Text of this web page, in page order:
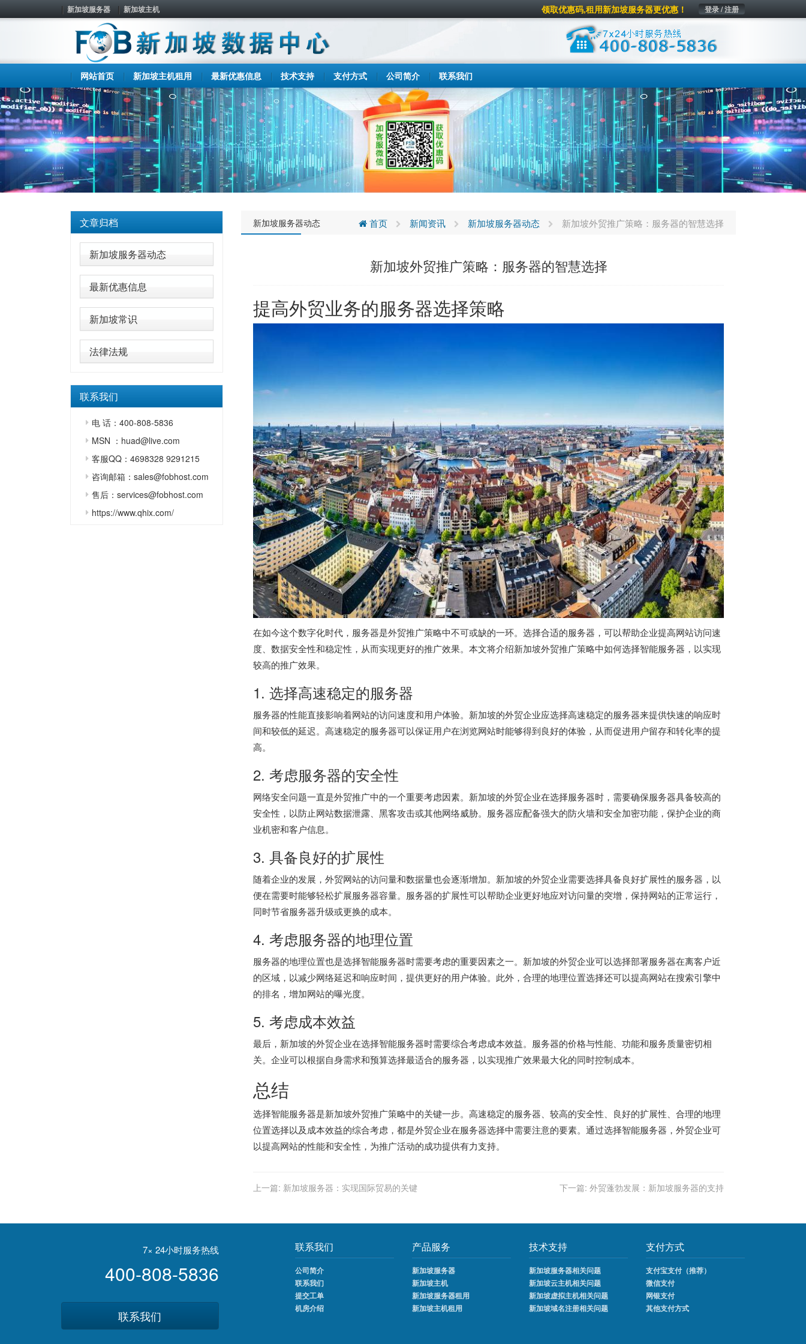
新加坡服务器 新加坡主机 登录 / 注册
领取优惠码,租用新加坡服务器更优惠！
网站首页 新加坡主机租用 最新优惠信息 技术支持 支付方式 公司简介 联系我们
文章归档
新加坡服务器动态
最新优惠信息
新加坡常识
法律法规
联系我们
电 话：400-808-5836
MSN ：huad@live.com
客服QQ：4698328 9291215
咨询邮箱：sales@fobhost.com
售后：services@fobhost.com
https://www.qhix.com/
新加坡服务器动态 首页 新闻资讯 新加坡服务器动态 新加坡外贸推广策略：服务器的智慧选择
新加坡外贸推广策略：服务器的智慧选择
提高外贸业务的服务器选择策略
在如今这个数字化时代，服务器是外贸推广策略中不可或缺的一环。选择合适的服务器，可以帮助企业提高网站访问速
度、数据安全性和稳定性，从而实现更好的推广效果。本文将介绍新加坡外贸推广策略中如何选择智能服务器，以实现
较高的推广效果。
1. 选择高速稳定的服务器
服务器的性能直接影响着网站的访问速度和用户体验。新加坡的外贸企业应选择高速稳定的服务器来提供快速的响应时
间和较低的延迟。高速稳定的服务器可以保证用户在浏览网站时能够得到良好的体验，从而促进用户留存和转化率的提
高。
2. 考虑服务器的安全性
网络安全问题一直是外贸推广中的一个重要考虑因素。新加坡的外贸企业在选择服务器时，需要确保服务器具备较高的
安全性，以防止网站数据泄露、黑客攻击或其他网络威胁。服务器应配备强大的防火墙和安全加密功能，保护企业的商
业机密和客户信息。
3. 具备良好的扩展性
随着企业的发展，外贸网站的访问量和数据量也会逐渐增加。新加坡的外贸企业需要选择具备良好扩展性的服务器，以
便在需要时能够轻松扩展服务器容量。服务器的扩展性可以帮助企业更好地应对访问量的突增，保持网站的正常运行，
同时节省服务器升级或更换的成本。
4. 考虑服务器的地理位置
服务器的地理位置也是选择智能服务器时需要考虑的重要因素之一。新加坡的外贸企业可以选择部署服务器在离客户近
的区域，以减少网络延迟和响应时间，提供更好的用户体验。此外，合理的地理位置选择还可以提高网站在搜索引擎中
的排名，增加网站的曝光度。
5. 考虑成本效益
最后，新加坡的外贸企业在选择智能服务器时需要综合考虑成本效益。服务器的价格与性能、功能和服务质量密切相
关。企业可以根据自身需求和预算选择最适合的服务器，以实现推广效果最大化的同时控制成本。
总结
选择智能服务器是新加坡外贸推广策略中的关键一步。高速稳定的服务器、较高的安全性、良好的扩展性、合理的地理
位置选择以及成本效益的综合考虑，都是外贸企业在服务器选择中需要注意的要素。通过选择智能服务器，外贸企业可
以提高网站的性能和安全性，为推广活动的成功提供有力支持。
上一篇: 新加坡服务器：实现国际贸易的关键 下一篇: 外贸蓬勃发展：新加坡服务器的支持
7× 24小时服务热线
400-808-5836
联系我们
联系我们
公司简介
联系我们
提交工单
机房介绍
产品服务
新加坡服务器
新加坡主机
新加坡服务器租用
新加坡主机租用
技术支持
新加坡服务器相关问题
新加坡云主机相关问题
新加坡虚拟主机相关问题
新加坡域名注册相关问题
支付方式
支付宝支付（推荐）
微信支付
网银支付
其他支付方式